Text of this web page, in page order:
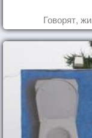
Говорят,